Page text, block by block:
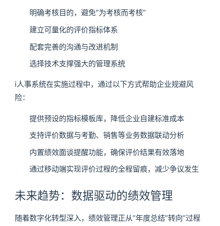
明确考核目的，避免“为考核而考核”
建立可量化的评价指标体系
配套完善的沟通与改进机制
选择技术支撑强大的管理系统
i人事系统在实施过程中，通过以下方式帮助企业规避风
险：
提供预设的指标模板库，降低企业自建标准成本
支持评价数据与考勤、销售等业务数据联动分析
内置绩效面谈提醒功能，确保评价结果有效落地
通过移动端实现评价过程的全程留痕，减少争议发生
未来趋势：数据驱动的绩效管理
随着数字化转型深入，绩效管理正从“年度总结”转向“过程